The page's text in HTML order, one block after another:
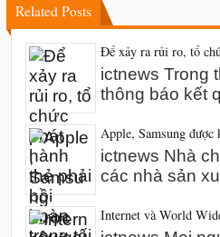
Related Posts
Để xảy ra rủi ro, tổ
ictnews Trong
thông báo kết
Apple, Samsung
ictnews Nhà
các nhà sản
Internet và World